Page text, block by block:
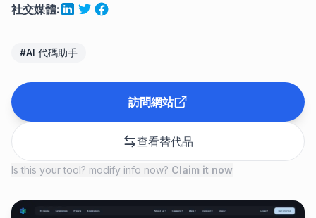
社交媒體:
#AI 代碼助手
訪問網站
查看替代品
Is this your tool? modify info now? Claim it now